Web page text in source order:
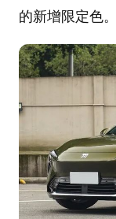
的新增限定色。